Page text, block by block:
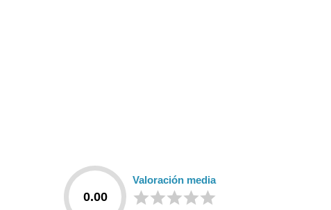
0.00
Valoración media